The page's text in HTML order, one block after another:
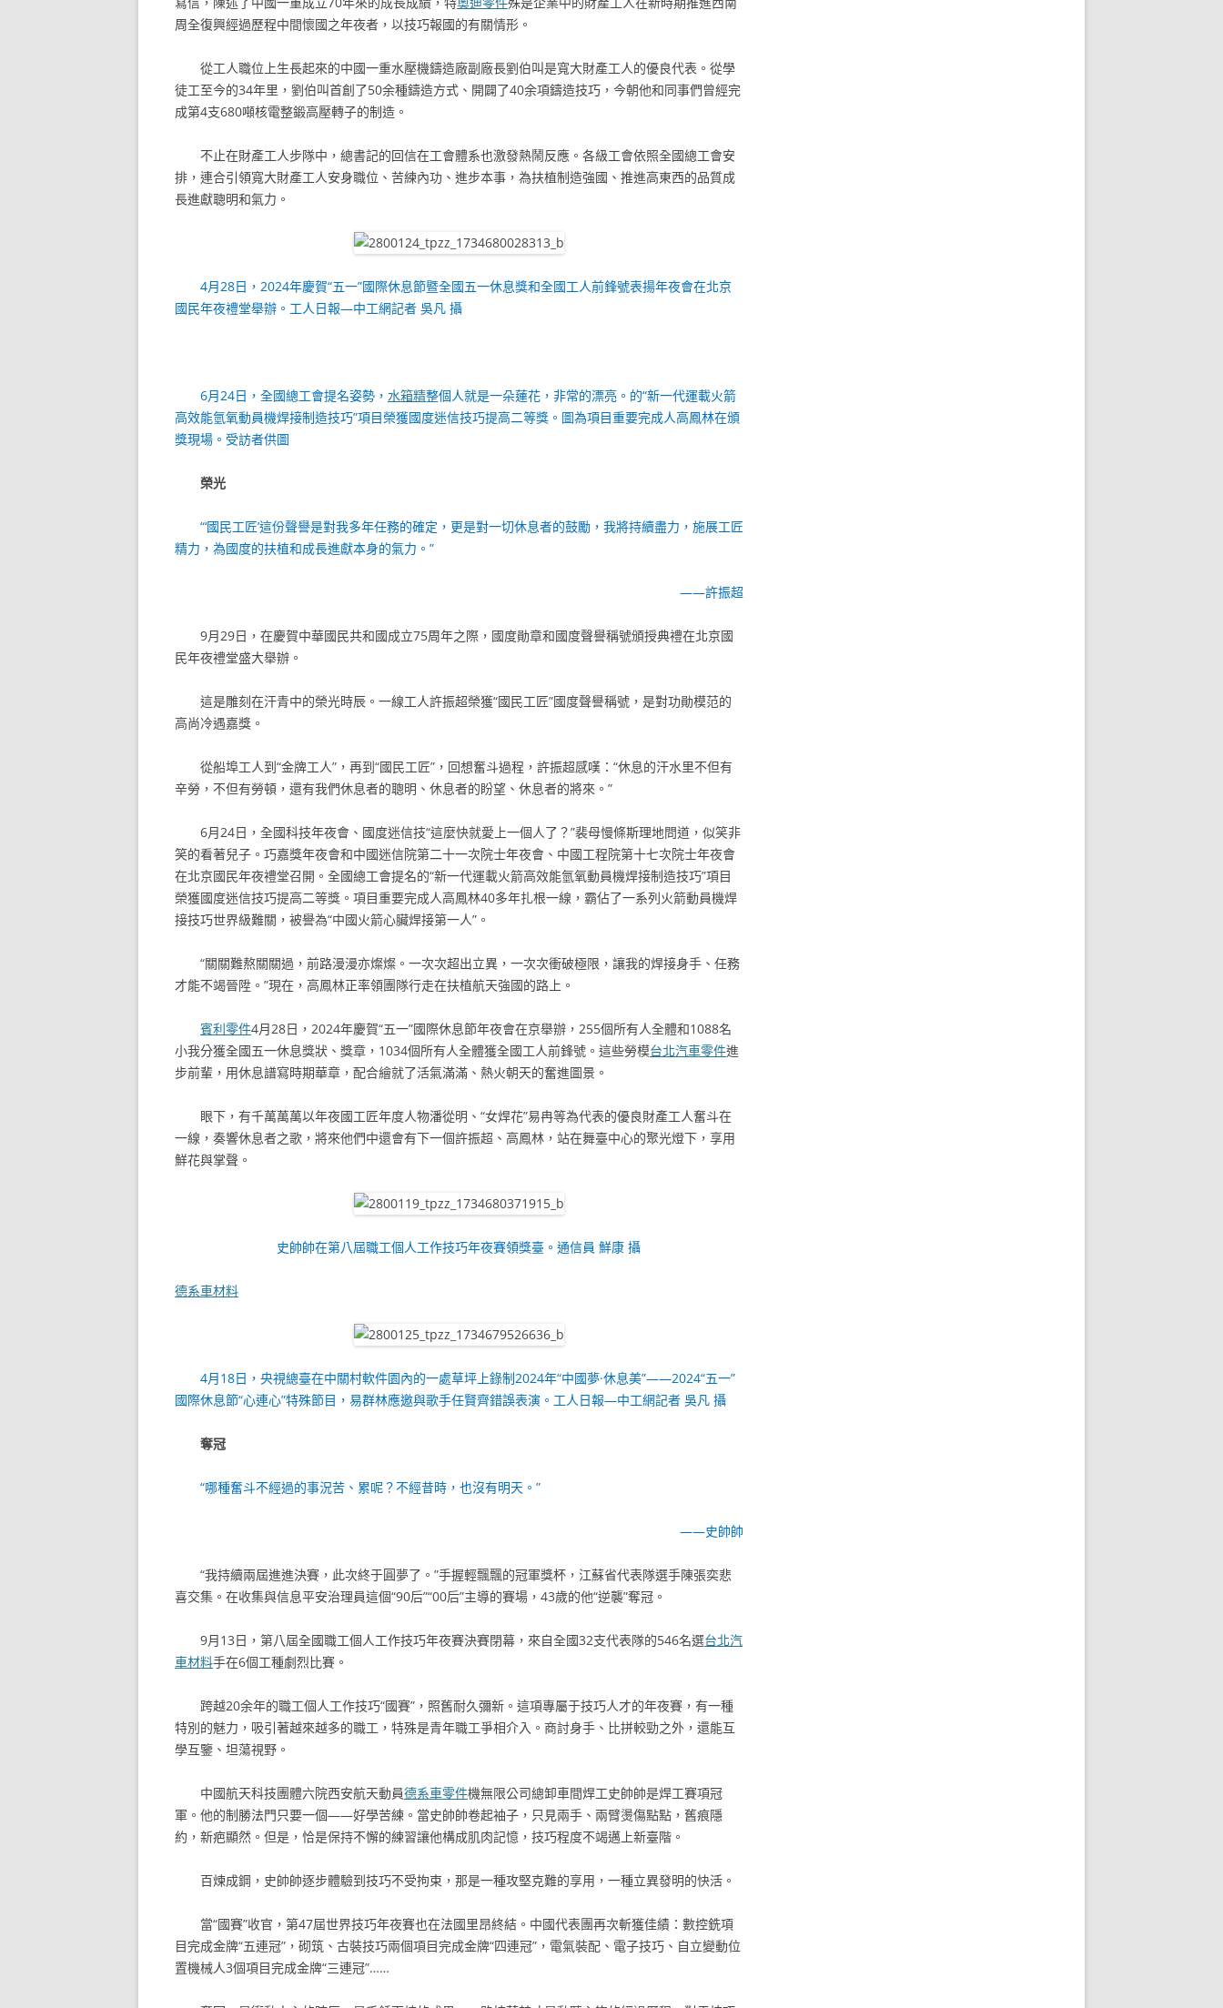
周全復興經過歷程中間懷國之年夜者，以技巧報國的有關情形。
從工人職位上生長起來的中國一重水壓機鑄造廠副廠長劉伯叫是寬大財產工人的優良代表。從學
徒工至今的34年里，劉伯叫首創了50余種鑄造方式、開闢了40余項鑄造技巧，今朝他和同事們曾經完
成第4支680噸核電整鍛高壓轉子的制造。
不止在財產工人步隊中，總書記的回信在工會體系也激發熱鬧反應。各級工會依照全國總工會安
排，連合引領寬大財產工人安身職位、苦練內功、進步本事，為扶植制造強國、推進高東西的品質成
長進獻聰明和氣力。
4月28日，2024年慶賀“五一”國際休息節暨全國五一休息獎和全國工人前鋒號表揚年夜會在北京
國民年夜禮堂舉辦。工人日報—中工網記者 吳凡 攝
6月24日，全國總工會提名姿勢， 水箱精整個人就是一朵蓮花，非常的漂亮。的“新一代運載火箭
高效能氫氧動員機焊接制造技巧”項目榮獲國度迷信技巧提高二等獎。圖為項目重要完成人高鳳林在頒
獎現場。受訪者供圖
榮光
“‘國民工匠’這份聲譽是對我多年任務的確定，更是對一切休息者的鼓勵，我將持續盡力，施展工匠
精力，為國度的扶植和成長進獻本身的氣力。”
——許振超
9月29日，在慶賀中華國民共和國成立75周年之際，國度勛章和國度聲譽稱號頒授典禮在北京國
民年夜禮堂盛大舉辦。
這是雕刻在汗青中的榮光時辰。一線工人許振超榮獲“國民工匠”國度聲譽稱號，是對功勛模范的
高尚冷遇嘉獎。
從船埠工人到“金牌工人”，再到“國民工匠”，回想奮斗過程，許振超感嘆：“休息的汗水里不但有
辛勞，不但有勞頓，還有我們休息者的聰明、休息者的盼望、休息者的將來。”
6月24日，全國科技年夜會、國度迷信技“這麼快就愛上一個人了？”裴母慢條斯理地問道，似笑非
笑的看著兒子。巧嘉獎年夜會和中國迷信院第二十一次院士年夜會、中國工程院第十七次院士年夜會
在北京國民年夜禮堂召開。全國總工會提名的“新一代運載火箭高效能氫氧動員機焊接制造技巧”項目
榮獲國度迷信技巧提高二等獎。項目重要完成人高鳳林40多年扎根一線，霸佔了一系列火箭動員機焊
接技巧世界級難關，被譽為“中國火箭心臟焊接第一人”。
“關關難熬關關過，前路漫漫亦燦燦。一次次超出立異，一次次衝破極限，讓我的焊接身手、任務
才能不竭晉陞。”現在，高鳳林正率領團隊行走在扶植航天強國的路上。
賓利零件4月28日，2024年慶賀“五一”國際休息節年夜會在京舉辦，255個所有人全體和1088名
小我分獲全國五一休息獎狀、獎章，1034個所有人全體獲全國工人前鋒號。這些勞模台北汽車零件進
步前輩，用休息譜寫時期華章，配合繪就了活氣滿滿、熱火朝天的奮進圖景。
眼下，有千萬萬萬以年夜國工匠年度人物潘從明、“女焊花”易冉等為代表的優良財產工人奮斗在
一線，奏響休息者之歌，將來他們中還會有下一個許振超、高鳳林，站在舞臺中心的聚光燈下，享用
鮮花與掌聲。
史帥帥在第八屆職工個人工作技巧年夜賽領獎臺。通信員 鮮康 攝
德系車材料
4月18日，央視總臺在中關村軟件園內的一處草坪上錄制2024年“中國夢·休息美”——2024“五一”
國際休息節“心連心”特殊節目，易群林應邀與歌手任賢齊錯誤表演。工人日報—中工網記者 吳凡 攝
奪冠
“哪種奮斗不經過的事況苦、累呢？不經昔時，也沒有明天。”
——史帥帥
“我持續兩屆進進決賽，此次終于圓夢了。”手握輕飄飄的冠軍獎杯，江蘇省代表隊選手陳張奕悲
喜交集。在收集與信息平安治理員這個“90后”“00后”主導的賽場，43歲的他“逆襲”奪冠。
9月13日，第八屆全國職工個人工作技巧年夜賽決賽閉幕，來自全國32支代表隊的546名選台北汽
車材料手在6個工種劇烈比賽。
跨越20余年的職工個人工作技巧“國賽”，照舊耐久彌新。這項專屬于技巧人才的年夜賽，有一種
特別的魅力，吸引著越來越多的職工，特殊是青年職工爭相介入。商討身手、比拼較勁之外，還能互
學互鑒、坦蕩視野。
中國航天科技團體六院西安航天動員德系車零件機無限公司總卸車間焊工史帥帥是焊工賽項冠
軍。他的制勝法門只要一個——好學苦練。當史帥帥卷起袖子，只見兩手、兩臂燙傷點點，舊痕隱
約，新疤顯然。但是，恰是保持不懈的練習讓他構成肌肉記憶，技巧程度不竭邁上新臺階。
百煉成鋼，史帥帥逐步體驗到技巧不受拘束，那是一種攻堅克難的享用，一種立異發明的快活。
當“國賽”收官，第47屆世界技巧年夜賽也在法國里昂終結。中國代表團再次斬獲佳績：數控銑項
目完成金牌“五連冠”，砌筑、古裝技巧兩個項目完成金牌“四連冠”，電氣裝配、電子技巧、自立變動位
置機械人3個項目完成金牌“三連冠”……